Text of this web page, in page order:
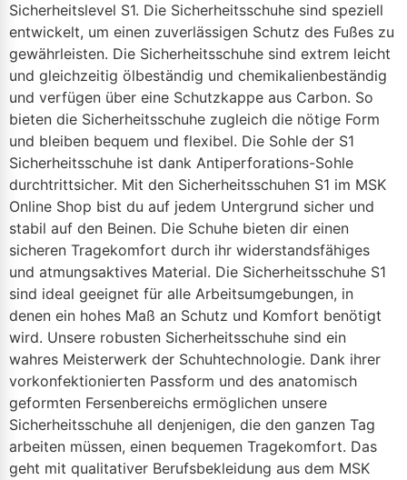
Sicherheitslevel S1. Die Sicherheitsschuhe sind speziell
entwickelt, um einen zuverlässigen Schutz des Fußes zu
gewährleisten. Die Sicherheitsschuhe sind extrem leicht
und gleichzeitig ölbeständig und chemikalienbeständig
und verfügen über eine Schutzkappe aus Carbon. So
bieten die Sicherheitsschuhe zugleich die nötige Form
und bleiben bequem und flexibel. Die Sohle der S1
Sicherheitsschuhe ist dank Antiperforations-Sohle
durchtrittsicher. Mit den Sicherheitsschuhen S1 im MSK
Online Shop bist du auf jedem Untergrund sicher und
stabil auf den Beinen. Die Schuhe bieten dir einen
sicheren Tragekomfort durch ihr widerstandsfähiges
und atmungsaktives Material. Die Sicherheitsschuhe S1
sind ideal geeignet für alle Arbeitsumgebungen, in
denen ein hohes Maß an Schutz und Komfort benötigt
wird. Unsere robusten Sicherheitsschuhe sind ein
wahres Meisterwerk der Schuhtechnologie. Dank ihrer
vorkonfektionierten Passform und des anatomisch
geformten Fersenbereichs ermöglichen unsere
Sicherheitsschuhe all denjenigen, die den ganzen Tag
arbeiten müssen, einen bequemen Tragekomfort. Das
geht mit qualitativer Berufsbekleidung aus dem MSK